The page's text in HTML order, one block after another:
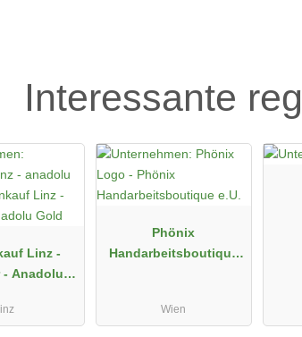
Interessante
Linz -
- Anadolu
linz
Phönix
Handarbeitsboutique
Wien